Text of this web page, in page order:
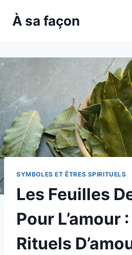
À sa façon
SYMBOLES ET ÊTRES SPIRITUELS
Les Feuilles
Pour L’amour
Rituels